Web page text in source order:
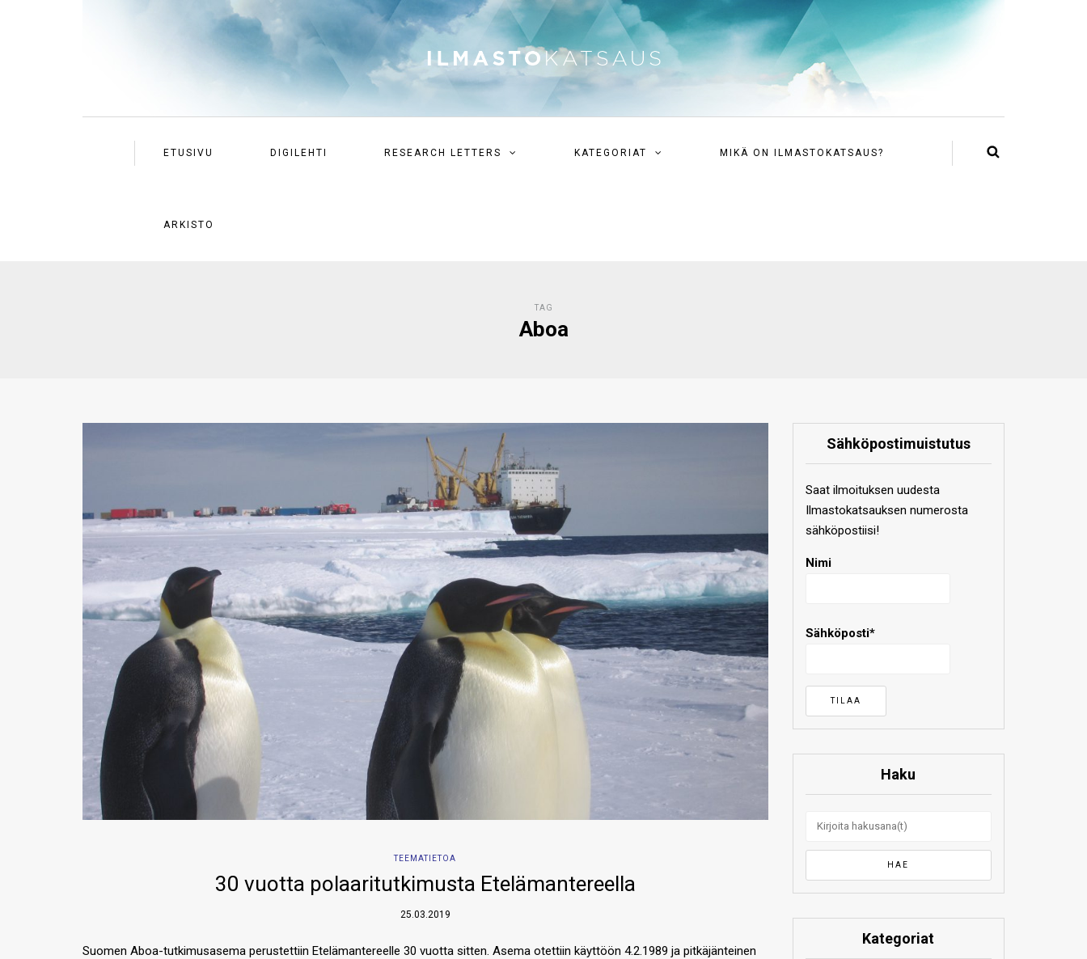
ETUSIVU DIGILEHTI RESEARCH LETTERS KATEGORIAT MIKÄ ON ILMASTOKATSAUS?
ARKISTO
TAG
Aboa
TEEMATIETOA
30 vuotta polaaritutkimusta Etelämantereella
25.03.2019
Suomen Aboa-tutkimusasema perustettiin Etelämantereelle 30 vuotta sitten. Asema otettiin käyttöön 4.2.1989 ja pitkäjänteinen
Sähköpostimuistutus
Saat ilmoituksen uudesta
Ilmastokatsauksen numerosta
sähköpostiisi!
Nimi
Sähköposti*
Haku
Kategoriat